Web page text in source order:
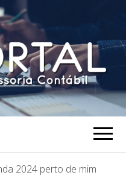
2024 perto de mim